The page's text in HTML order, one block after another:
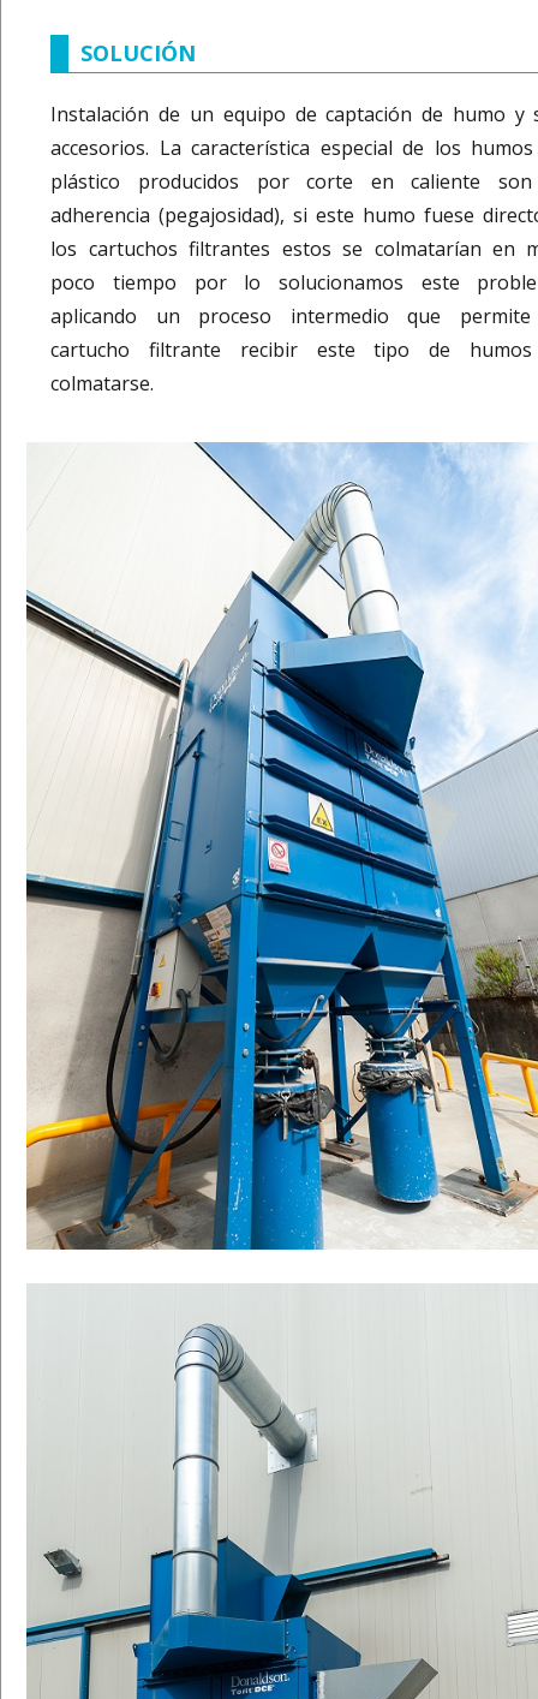
SOLUCIÓN
Instalación de un equipo de captación de humo y
accesorios. La característica especial de los
plástico producidos por corte en caliente
adherencia (pegajosidad), si este humo fuese
los cartuchos filtrantes estos se colmatarían en
poco tiempo por lo solucionamos este
aplicando un proceso intermedio que
cartucho filtrante recibir este tipo de
colmatarse.